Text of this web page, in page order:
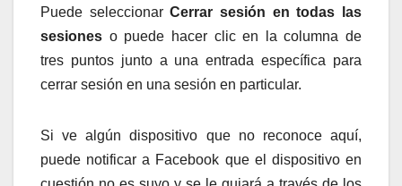
Puede seleccionarCerrar sesión en todas las
sesiones o puede hacer clic en la columna de
tres puntos junto a una entrada específica para
cerrar sesión en una sesión en particular.
Si ve algún dispositivo que no reconoce aquí,
puede notificar a Facebook que el dispositivo en